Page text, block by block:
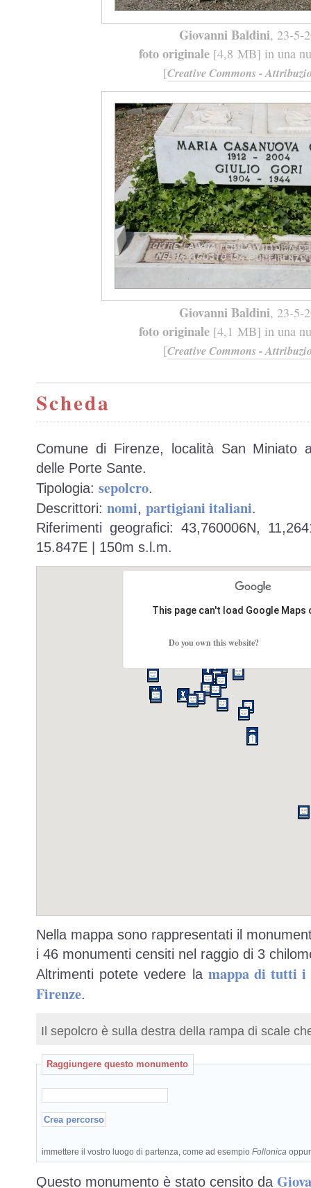
Giovanni Baldini, 23-5-
foto originale[4,8 MB] in una
[Creative Commons -
Giovanni Baldini, 23-5-
foto originale[4,1 MB] in una
[Creative Commons -
Scheda
Comune di Firenze, località San Miniato
delle Porte Sante.
Tipologia: sepolcro.
Descrittori: nomi, partigiani italiani.
Riferimenti geografici: 43,760006N,
15.847E | 150m s.l.m.
This page can't load Google
Do you own this website?
Nella mappa sono rappresentati il
i 46 monumenti censiti nel raggio di 3
Altrimenti potete vedere la mappa di tutti i
Firenze.
Il sepolcro è sulla destra della rampa di scale
Raggiungere questo monumento
immettere il vostro luogo di partenza, come ad esempio Follonica
Questo monumento è stato censito da